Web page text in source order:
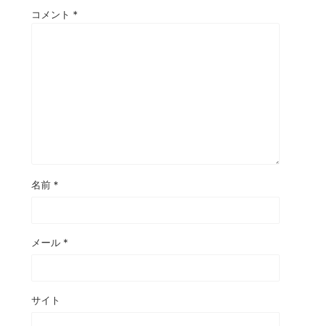
コメント *
名前 *
メール *
サイト